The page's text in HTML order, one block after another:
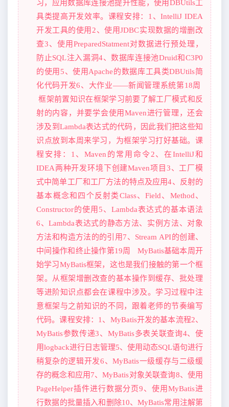
习，应用数据库连接池提升性能，使用DBUtils工
具类提高开发效率。课程安排：1、IntelliJ IDEA
开发工具的使用2、使用JDBC实现数据的增删改
查3、使用PreparedStatment对数据进行预处理，
防止SQL注入漏洞4、数据库连接池Druid和C3P0
的使用5、使用Apache的数据库工具类DBUtils简
化代码开发6、大作业——新闻管理系统第18周
框架前置知识在框架学习前要了解工厂模式和反
射的内容，并要学会使用Maven进行管理，还会
涉及到Lambda表达式的代码，因此我们把这些知
识点放到本周来学习，为框架学习打好基础。课
程安排：1、Maven的常用命令2、在IntelliJ和
IDEA两种开发环境下创建Maven项目3、工厂模
式中简单工厂和工厂方法的特点及应用4、反射的
基本概念和四个反射类Class、Field、Method、
Constructor的使用5、Lambda表达式的基本语法
6、Lambda表达式的静态方法、实例方法、对象
方法和构造方法的的引用7、Stream API的创建、
中间操作和终止操作第19周 MyBatis基础本周开
始学习MyBatis框架，这也是我们接触的第一个框
架。从框架增删改查的基本操作到缓存、批处理
等进阶知识点都会在课程中涉及。学习过程中注
意框架与之前知识的不同，跟着老师的节奏编写
代码。课程安排：1、MyBatis开发的基本流程2、
MyBatis参数传递3、MyBatis多表关联查询4、使
用logback进行日志管理5、使用动态SQL语句进行
稍复杂的逻辑开发6、MyBatis一级缓存与二级缓
存的概念和应用7、MyBatis对象关联查询8、使用
PageHelper插件进行数据分页9、使用MyBatis进
行数据的批量插入和删除10、MyBatis常用注解第